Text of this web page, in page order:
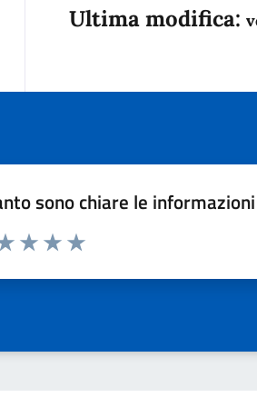
Ultima modifica:
sono chiare le
da 1 a 5 stelle la pagina